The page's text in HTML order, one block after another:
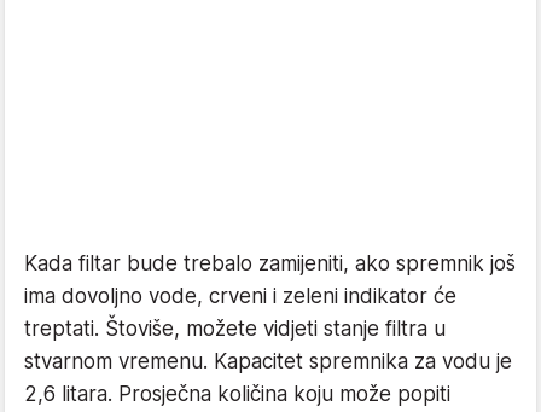
Kada filtar bude trebalo zamijeniti, ako spremnik još
ima dovoljno vode, crveni i zeleni indikator će
treptati. Štoviše, možete vidjeti stanje filtra u
stvarnom vremenu. Kapacitet spremnika za vodu je
2,6 litara. Prosječna količina koju može popiti